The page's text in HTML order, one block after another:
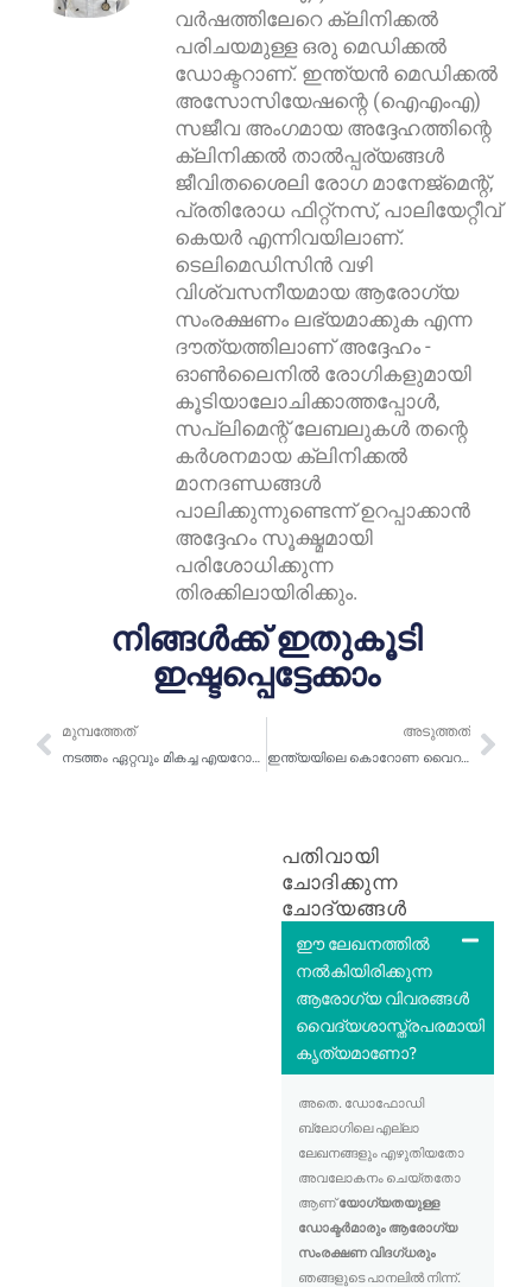
വർഷത്തിലേറെ ക്ലിനിക്കൽ
പരിചയമുള്ള ഒരു മെഡിക്കൽ
ഡോക്ടറാണ്. ഇന്ത്യൻ മെഡിക്കൽ
അസോസിയേഷന്റെ (ഐഎംഎ)
സജീവ അംഗമായ അദ്ദേഹത്തിന്റെ
ക്ലിനിക്കൽ താൽപ്പര്യങ്ങൾ
ജീവിതശൈലി രോഗ മാനേജ്മെന്റ്,
പ്രതിരോധ ഫിറ്റ്നസ്, പാലിയേറ്റീവ്
കെയർ എന്നിവയിലാണ്.
ടെലിമെഡിസിൻ വഴി
വിശ്വസനീയമായ ആരോഗ്യ
സംരക്ഷണം ലഭ്യമാക്കുക എന്ന
ദൗത്യത്തിലാണ് അദ്ദേഹം -
ഓൺലൈനിൽ രോഗികളുമായി
കൂടിയാലോചിക്കാത്തപ്പോൾ,
സപ്ലിമെന്റ് ലേബലുകൾ തന്റെ
കർശനമായ ക്ലിനിക്കൽ
മാനദണ്ഡങ്ങൾ
പാലിക്കുന്നുണ്ടെന്ന് ഉറപ്പാക്കാൻ
അദ്ദേഹം സൂക്ഷ്മമായി
പരിശോധിക്കുന്ന
തിരക്കിലായിരിക്കും.
നിങ്ങൾക്ക് ഇതുകൂടി
ഇഷ്ടപ്പെട്ടേക്കാം
മുമ്പത്തേത്
മുമ്പത്തേത്
നടത്തം ഏറ്റവും മികച്ച എയറോബിക് വ്യായാമമായിരിക്കുന്നത് എന്തുകൊണ്ട് | ദിവസവും നടന്ന് 10 വർഷം കൂടുതൽ ജീവിക്കുക | ഡോക്ടർ പ്രസൂൺ
അടുത്തത്
ഇന്ത്യയിലെ കൊറോണ വൈറസ് അപ്‌ഡേറ്റ് | വസ്തുതകൾ തുറന്നുകാട്ടുക, ചില മിഥ്യാധാരണകൾ പൊളിച്ചെഴുതുക | ഡോക്ടർ പ്രസൂൺ
പതിവായി
ചോദിക്കുന്ന
ചോദ്യങ്ങൾ
ഈ ലേഖനത്തിൽ
നൽകിയിരിക്കുന്ന
ആരോഗ്യ വിവരങ്ങൾ
വൈദ്യശാസ്ത്രപരമായി
കൃത്യമാണോ?
അതെ. ഡോഫോഡി
ബ്ലോഗിലെ എല്ലാ
ലേഖനങ്ങളും എഴുതിയതോ
അവലോകനം ചെയ്തതോ
ആണ്യോഗ്യതയുള്ള
ഡോക്ടർമാരും ആരോഗ്യ
സംരക്ഷണ വിദഗ്ധരും
ഞങ്ങളുടെ പാനലിൽ നിന്ന്.